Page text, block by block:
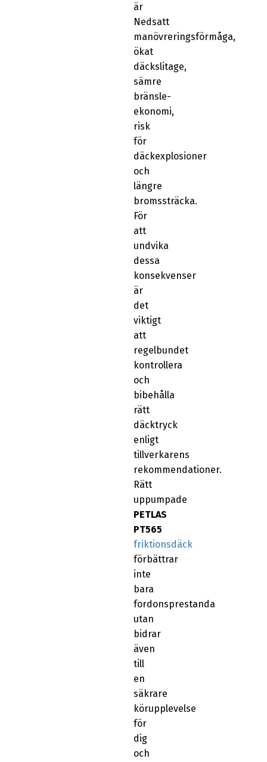
är
Nedsatt
manövreringsförmåga,
ökat
däckslitage,
sämre
bränsle-
ekonomi,
risk
för
däckexplosioner
och
längre
bromssträcka.
För
att
undvika
dessa
konsekvenser
är
det
viktigt
att
regelbundet
kontrollera
och
bibehålla
rätt
däcktryck
enligt
tillverkarens
rekommendationer.
Rätt
uppumpade
PETLAS
PT565
friktionsdäck
förbättrar
inte
bara
fordonsprestanda
utan
bidrar
även
till
en
säkrare
körupplevelse
för
dig
och